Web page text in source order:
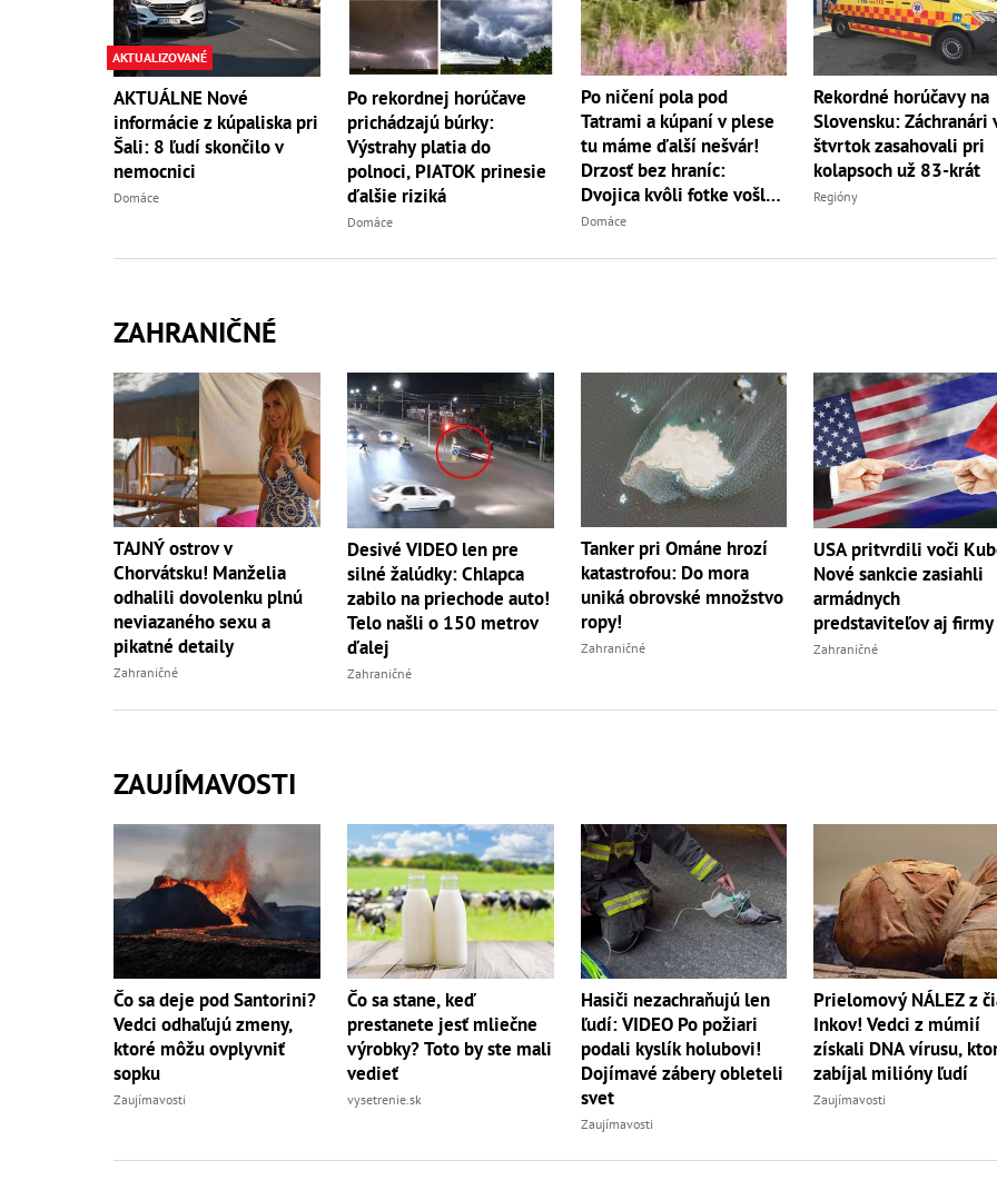
AKTUALIZOVANÉ
AKTUÁLNE Nové
informácie z kúpaliska pri
Šali: 8 ľudí skončilo v
nemocnici
Domáce
Po rekordnej horúčave
prichádzajú búrky:
Výstrahy platia do
polnoci, PIATOK prinesie
ďalšie riziká
Domáce
Po ničení pola pod
Tatrami a kúpaní v plese
tu máme ďalší nešvár!
Drzosť bez hraníc:
Dvojica kvôli fotke vošla
do...
Domáce
Rekordné horúčavy na
Slovensku: Záchranári
štvrtok zasahovali pri
kolapsoch už 83-krát
Regióny
ZAHRANIČNÉ
TAJNÝ ostrov v
Chorvátsku! Manželia
odhalili dovolenku plnú
neviazaného sexu a
pikatné detaily
Zahraničné
Desivé VIDEO len pre
silné žalúdky: Chlapca
zabilo na priechode auto!
Telo našli o 150 metrov
ďalej
Zahraničné
Tanker pri Ománe hrozí
katastrofou: Do mora
uniká obrovské množstvo
ropy!
Zahraničné
USA pritvrdili voči
Nové sankcie zasiahli
armádnych
predstaviteľov aj firmy
Zahraničné
ZAUJÍMAVOSTI
Čo sa deje pod Santorini?
Vedci odhaľujú zmeny,
ktoré môžu ovplyvniť
sopku
Zaujímavosti
Čo sa stane, keď
prestanete jesť mliečne
výrobky? Toto by ste mali
vedieť
vysetrenie.sk
Hasiči nezachraňujú len
ľudí: VIDEO Po požiari
podali kyslík holubovi!
Dojímavé zábery obleteli
svet
Zaujímavosti
Prielomový NÁLEZ z
Inkov! Vedci z múmií
získali DNA vírusu,
zabíjal milióny ľudí
Zaujímavosti